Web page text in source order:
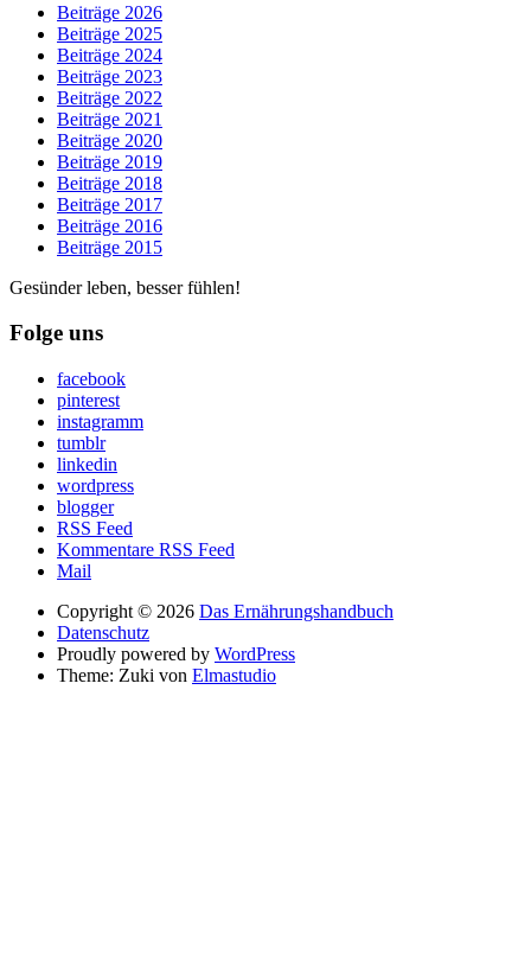
Beiträge 2026
Beiträge 2025
Beiträge 2024
Beiträge 2023
Beiträge 2022
Beiträge 2021
Beiträge 2020
Beiträge 2019
Beiträge 2018
Beiträge 2017
Beiträge 2016
Beiträge 2015
Gesünder leben, besser fühlen!
Folge uns
facebook
pinterest
instagramm
tumblr
linkedin
wordpress
blogger
RSS Feed
Kommentare RSS Feed
Mail
Copyright © 2026 Das Ernährungshandbuch
Datenschutz
Proudly powered by WordPress
Theme: Zuki von Elmastudio